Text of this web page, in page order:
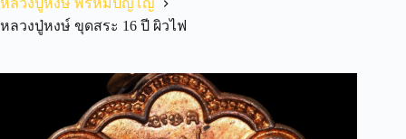
หลวงปู่หงษ์ พรหมปัญโญ
หลวงปู่หงษ์ ขุดสระ 16 ปี ผิวไฟ